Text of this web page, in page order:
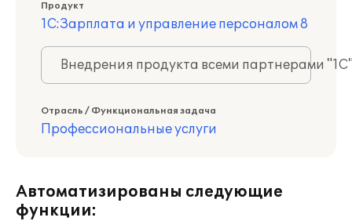
Продукт
1С:Зарплата и управление персоналом 8
Внедрения продукта всеми партнерами
Отрасль / Функциональная задача
Профессиональные услуги
Автоматизированы следующие
функции: